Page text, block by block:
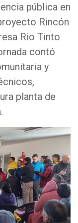
pública en
Rincón
Rio Tinto
contó
y
planta de